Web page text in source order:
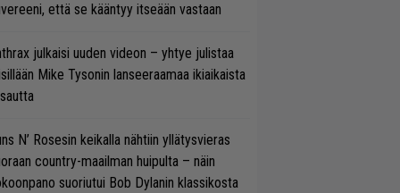
että se kääntyy itseään vastaan
julkaisi uuden videon – yhtye julistaa
Mike Tysonin lanseeraamaa ikiaikaista
N’ Rosesin keikalla nähtiin yllätysvieras
country-maailman huipulta – näin
suoriutui Bob Dylanin klassikosta